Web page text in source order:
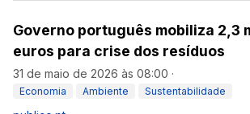
Governo português mobiliza 2,3
euros para crise dos resíduos
31 de maio de 2026 às 08:00 ·
Economia Ambiente Sustentabilidade